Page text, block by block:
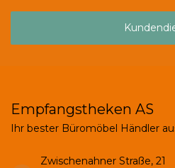
Empfangstheken AS
Ihr bester Büromöbel Händler
Zwischenahner Straße, 21